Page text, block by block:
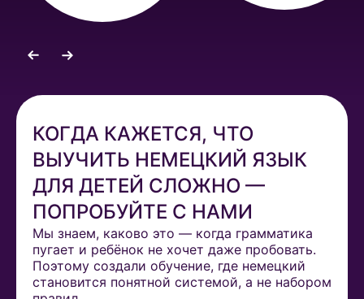
КОГДА КАЖЕТСЯ, ЧТО
ВЫУЧИТЬ НЕМЕЦКИЙ ЯЗЫК
ДЛЯ ДЕТЕЙ СЛОЖНО —
ПОПРОБУЙТЕ С НАМИ
Мы знаем, каково это — когда грамматика
пугает и ребёнок не хочет даже пробовать.
Поэтому создали обучение, где немецкий
становится понятной системой, а не набором